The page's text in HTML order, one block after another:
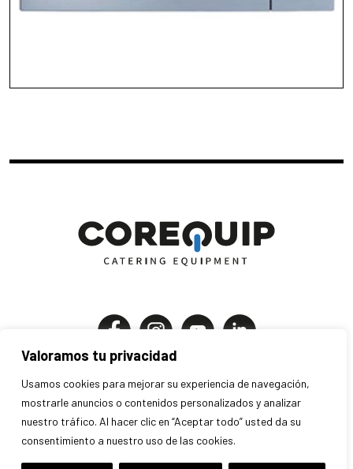
Valoramos tu privacidad
Usamos cookies para mejorar su experiencia de navegación,
mostrarle anuncios o contenidos personalizados y analizar
nuestro tráfico. Al hacer clic en “Aceptar todo” usted da su
consentimiento a nuestro uso de las cookies.
Corequip Catering Equipment S.A
P.I. Els Mollons | C. Traginers 7-9
46970 Alaquàs . Valencia . España
+34 963 707 280 · info@corequip.es